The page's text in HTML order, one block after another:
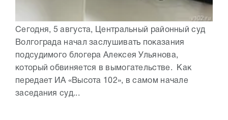
Сегодня, 5 августа, Центральный районный суд
Волгограда начал заслушивать показания
подсудимого блогера Алексея Ульянова,
который обвиняется в вымогательстве. Как
передает ИА «Высота 102», в самом начале
заседания суд...